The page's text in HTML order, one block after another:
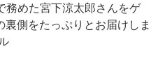
務めた宮下涼太郎さんをゲ
側をたっぷりとお届けしま